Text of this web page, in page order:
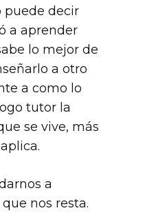
puede decir
a aprender
lo mejor de
a otro
a como lo
tutor la
se vive, más
a
nos resta.